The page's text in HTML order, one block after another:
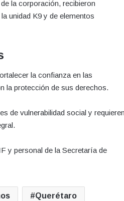
la corporación, recibieron
unidad K9 y de elementos
la confianza en las
la protección de sus derechos.
de vulnerabilidad social y requieren
y personal de la Secretaría de
Querétaro